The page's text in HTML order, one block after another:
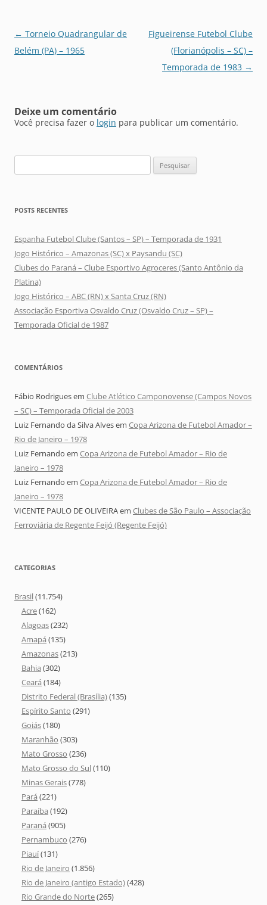
Navegação
de
← Torneio Quadrangular de
Belém (PA) – 1965
Figueirense Futebol Clube
(Florianópolis – SC) –
Temporada de 1983 →
Deixe um comentário
Você precisa fazer o login para publicar um comentário.
por:
POSTS RECENTES
Espanha Futebol Clube (Santos – SP) – Temporada de 1931
Jogo Histórico – Amazonas (SC) x Paysandu (SC)
Clubes do Paraná – Clube Esportivo Agroceres (Santo Antônio da
Platina)
Jogo Histórico – ABC (RN) x Santa Cruz (RN)
Associação Esportiva Osvaldo Cruz (Osvaldo Cruz – SP) –
Temporada Oficial de 1987
COMENTÁRIOS
Fábio Rodriguesem Clube Atlético Camponovense (Campos Novos
– SC) – Temporada Oficial de 2003
Luiz Fernando da Silva Alvesem Copa Arizona de Futebol Amador –
Rio de Janeiro – 1978
Luiz Fernando em Copa Arizona de Futebol Amador – Rio de
Janeiro – 1978
Luiz Fernando em Copa Arizona de Futebol Amador – Rio de
Janeiro – 1978
VICENTE PAULO DE OLIVEIRAem Clubes de São Paulo – Associação
Ferroviária de Regente Feijó (Regente Feijó)
CATEGORIAS
Brasil(11.754)
Acre(162)
Alagoas(232)
Amapá (135)
Amazonas(213)
Bahia (302)
Ceará (184)
Distrito Federal (Brasília)(135)
Espírito Santo (291)
Goiás(180)
Maranhão (303)
Mato Grosso (236)
Mato Grosso do Sul(110)
Minas Gerais(778)
Pará (221)
Paraíba (192)
Paraná (905)
Pernambuco (276)
Piauí(131)
Rio de Janeiro (1.856)
Rio de Janeiro (antigo Estado)(428)
Rio Grande do Norte(265)